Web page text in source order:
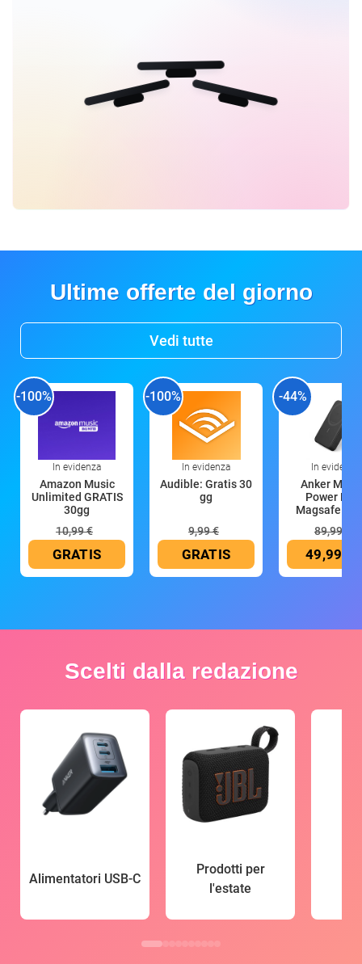
Ultime offerte del giorno
Vedi tutte
-100%
In evidenza
Amazon Music
Unlimited GRATIS
30gg
10,99 €
GRATIS
-100%
In evidenza
Audible: Gratis 30
gg
9,99 €
GRATIS
-44%
In evidenza
Anker
Power
Magsafe
89,99 €
49,99 €
Scelti dalla redazione
Alimentatori USB-C
Prodotti per
l'estate